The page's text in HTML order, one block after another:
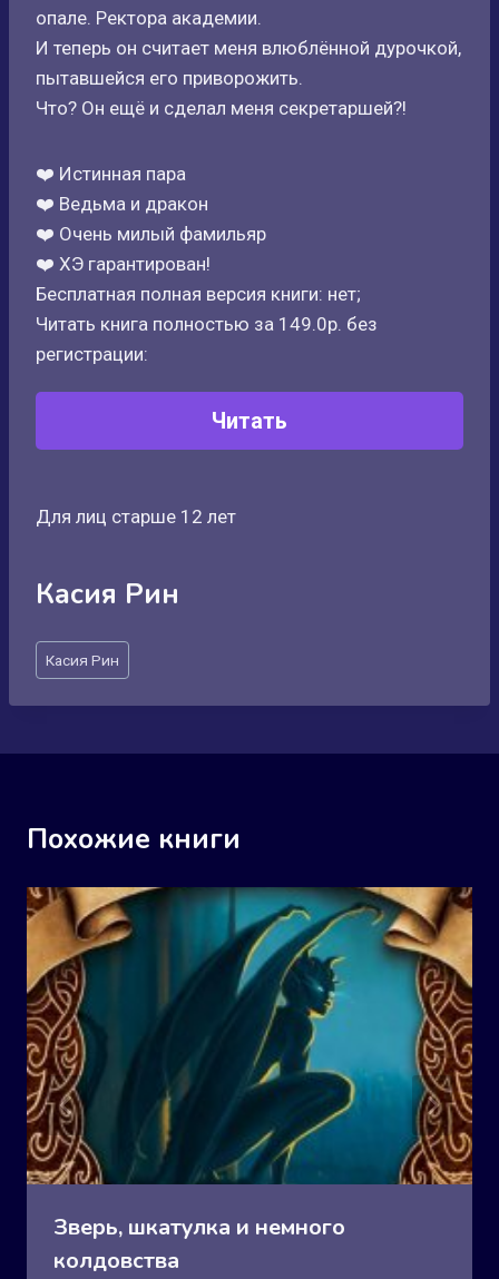
опале. Ректора академии.
И теперь он считает меня влюблённой дурочкой,
пытавшейся его приворожить.
Что? Он ещё и сделал меня секретаршей?!
❤️ Истинная пара
❤️ Ведьма и дракон
❤️ Очень милый фамильяр
❤️ ХЭ гарантирован!
Бесплатная полная версия книги: нет;
Читать книга полностью за 149.0р. без
регистрации:
Читать
Для лиц старше 12 лет
Касия Рин
Метки
записи:
Касия Рин
Похожие книги
Зверь, шкатулка и немного
колдовства